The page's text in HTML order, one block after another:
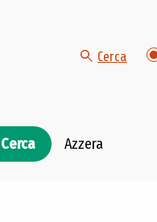
Cerca
Cerca Azzera